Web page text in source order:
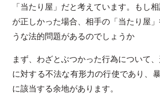
「当たり屋」だと考えています。もし
が正しかった場合、相手の「当たり屋
うな法的問題があるのでしょうか
まず、わざとぶつかった行為について
に対する不法な有形力の行使であり、
に該当する余地があります。